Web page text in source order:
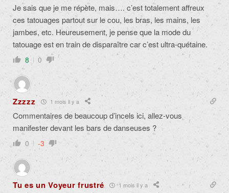
Je sais que je me répète, mais…. c’est totalement affreux
ces tatouages partout sur le cou, les bras, les mains, les
jambes, etc. Heureusement, je pense que la mode du
tatouage est en train de disparaître car c’est ultra-quétaine.
8 0
Zzzzz 1 mois il y a
Commentaires de beaucoup d’incels ici, allez-vous
manifester devant les bars de danseuses ?
0 -3
Tu es un Voyeur frustré 1 mois il y a